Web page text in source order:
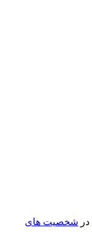
در شخصیت های